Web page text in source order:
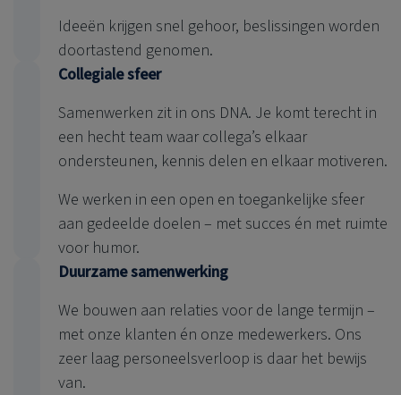
Ideeën krijgen snel gehoor, beslissingen worden
doortastend genomen.
Collegiale sfeer
Samenwerken zit in ons DNA. Je komt terecht in
een hecht team waar collega’s elkaar
ondersteunen, kennis delen en elkaar motiveren.
We werken in een open en toegankelijke sfeer
aan gedeelde doelen – met succes én met ruimte
voor humor.
Duurzame samenwerking
We bouwen aan relaties voor de lange termijn –
met onze klanten én onze medewerkers. Ons
zeer laag personeelsverloop is daar het bewijs
van.